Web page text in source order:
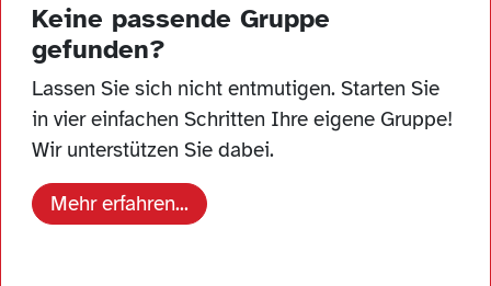
Keine passende Gruppe
gefunden?
Lassen Sie sich nicht entmutigen. Starten Sie
in vier einfachen Schritten Ihre eigene Gruppe!
Wir unterstützen Sie dabei.
Mehr erfahren...